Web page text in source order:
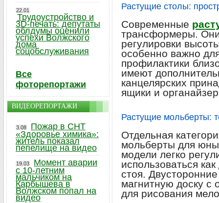
Растущие столы:
Современные
трансформеры.
регулировки
особенно важно
профилактики
имеют
канцелярских
ящики и
Растущие мольберты:
Отдельная
мольберты для
модели легко
использоваться
стоя.
магнитную доску с
для рисования
22.01
Трудоустройство и
3D-печать: депутаты
облдумы оценили
успехи Волжского
дома
соцобслуживания
Все
фоторепортажи
ВИДЕОРЕПОРТАЖИ
3.08
Пожар в СНТ
«Здоровье химика»:
житель показал
пепелище на видео
19.03
Момент аварии
с 10-летним
мальчиком на
Карбышева в
Волжском попал на
видео